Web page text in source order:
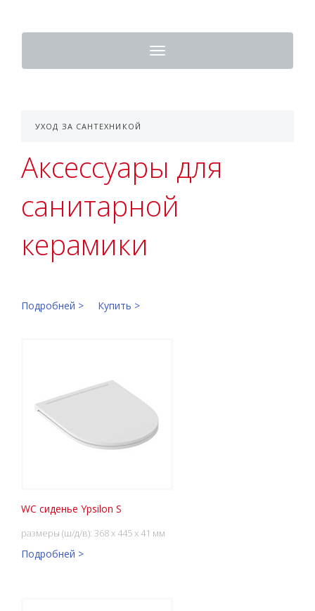
Toggle
navigation
УХОД ЗА САНТЕХНИКОЙ
Аксессуары для
санитарной
керамики
Подробней > Купить >
WC сиденье Ypsilon S
размеры (ш/д/в): 368 x 445 x 41 мм
Подробней >